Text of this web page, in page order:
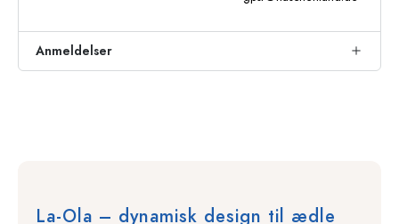
Anmeldelser
La-Ola – dynamisk design til ædle